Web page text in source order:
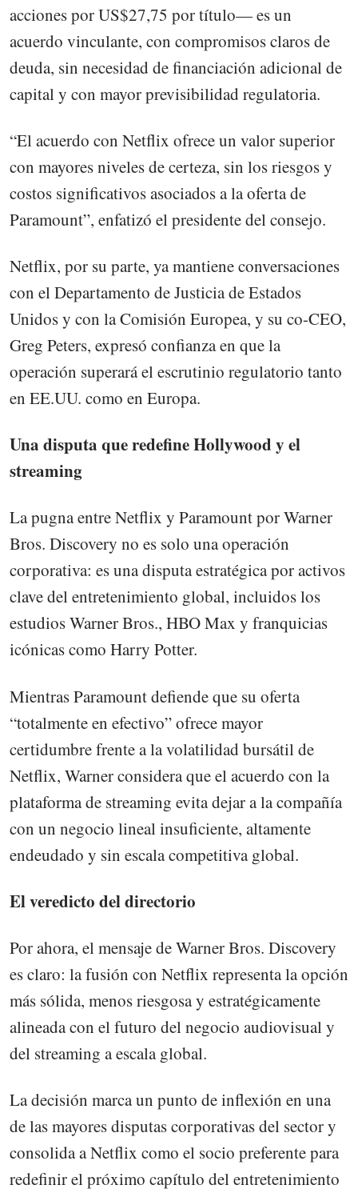
acciones por US$27,75 por título— es un
acuerdo vinculante, con compromisos claros de
deuda, sin necesidad de financiación adicional de
capital y con mayor previsibilidad regulatoria.
“El acuerdo con Netflix ofrece un valor superior
con mayores niveles de certeza, sin los riesgos y
costos significativos asociados a la oferta de
Paramount”, enfatizó el presidente del consejo.
Netflix, por su parte, ya mantiene conversaciones
con el Departamento de Justicia de Estados
Unidos y con la Comisión Europea, y su co-CEO,
Greg Peters, expresó confianza en que la
operación superará el escrutinio regulatorio tanto
en EE.UU. como en Europa.
Una disputa que redefine Hollywood y el
streaming
La pugna entre Netflix y Paramount por Warner
Bros. Discovery no es solo una operación
corporativa: es una disputa estratégica por activos
clave del entretenimiento global, incluidos los
estudios Warner Bros., HBO Max y franquicias
icónicas como Harry Potter.
Mientras Paramount defiende que su oferta
“totalmente en efectivo” ofrece mayor
certidumbre frente a la volatilidad bursátil de
Netflix, Warner considera que el acuerdo con la
plataforma de streaming evita dejar a la compañía
con un negocio lineal insuficiente, altamente
endeudado y sin escala competitiva global.
El veredicto del directorio
Por ahora, el mensaje de Warner Bros. Discovery
es claro: la fusión con Netflix representa la opción
más sólida, menos riesgosa y estratégicamente
alineada con el futuro del negocio audiovisual y
del streaming a escala global.
La decisión marca un punto de inflexión en una
de las mayores disputas corporativas del sector y
consolida a Netflix como el socio preferente para
redefinir el próximo capítulo del entretenimiento